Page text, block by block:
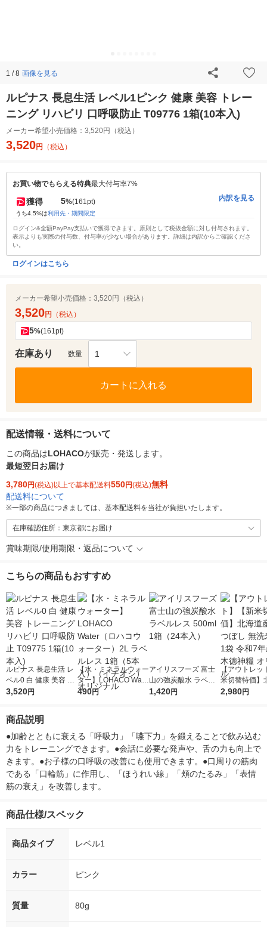
1 / 8 画像を見る
ルピナス 長息生活 レベル1ピンク 健康 美容 トレー
ニング リハビリ 口呼吸防止 T09776 1箱(10本入)
メーカー希望小売価格： 3,520円（税込）
3,520円 （税込）
お買い物でもらえる特典最大付与率7%
獲得 5%(161pt)
うち4.5%は利用先・期間限定
内訳を見る
ログイン&全額PayPay支払いで獲得できます。原則として税抜金額に対し付与されます。
表示よりも実際の付与数、付与率が少ない場合があります。詳細は内訳からご確認くださ
い。
ログインはこちら
メーカー希望小売価格： 3,520円（税込）
3,520円 （税込）
5%(161pt)
在庫あり 数量 1
カートに入れる
配送情報・送料について
この商品はLOHACOが販売・発送します。
最短翌日お届け
3,780円(税込)以上で基本配送料550円(税込)無料
配送料について
※一部の商品につきましては、基本配送料を当社が負担いたします。
在庫確認住所：東京都にお届け
賞味期限/使用期限・返品について
こちらの商品もおすすめ
ルピナス 長息生活 レ
ベル0 白 健康 美容 ト
レーニング リハビリ
3,520円
【水・ミネラルウォー
ター】LOHACO Wate
r（ロハコウォータ
490円
アイリスフーズ 富士
山の強炭酸水 ラベル
レス 500ml 1箱（24
1,420円
【アウトレッ
米切替特価】
ななつぼし 無
2,980円
商品説明
●加齢とともに衰える「呼吸力」「嚥下力」を鍛えることで飲み込む
力をトレーニングできます。●会話に必要な発声や、舌の力も向上で
きます。●お子様の口呼吸の改善にも使用できます。●口周りの筋肉
である「口輪筋」に作用し、「ほうれい線」「頬のたるみ」「表情
筋の衰え」を改善します。
商品仕様/スペック
商品タイプ レベル1
カラー ピンク
質量 80g